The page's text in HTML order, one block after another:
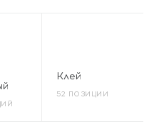
Клей
52 ПОЗИЦИИ